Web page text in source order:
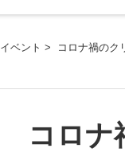
イベント > コロナ禍のク
コロナ